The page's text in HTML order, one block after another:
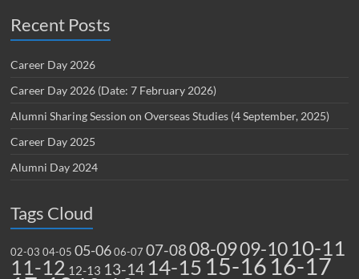
Recent Posts
Career Day 2026
Career Day 2026 (Date: 7 February 2026)
Alumni Sharing Session on Overseas Studies (4 September, 2025)
Career Day 2025
Alumni Day 2024
Tags Cloud
02-03 04-05 05-06 06-07 07-0808-0909-10 10-11
11-12 12-13 13-14 14-15 15-16 16-17